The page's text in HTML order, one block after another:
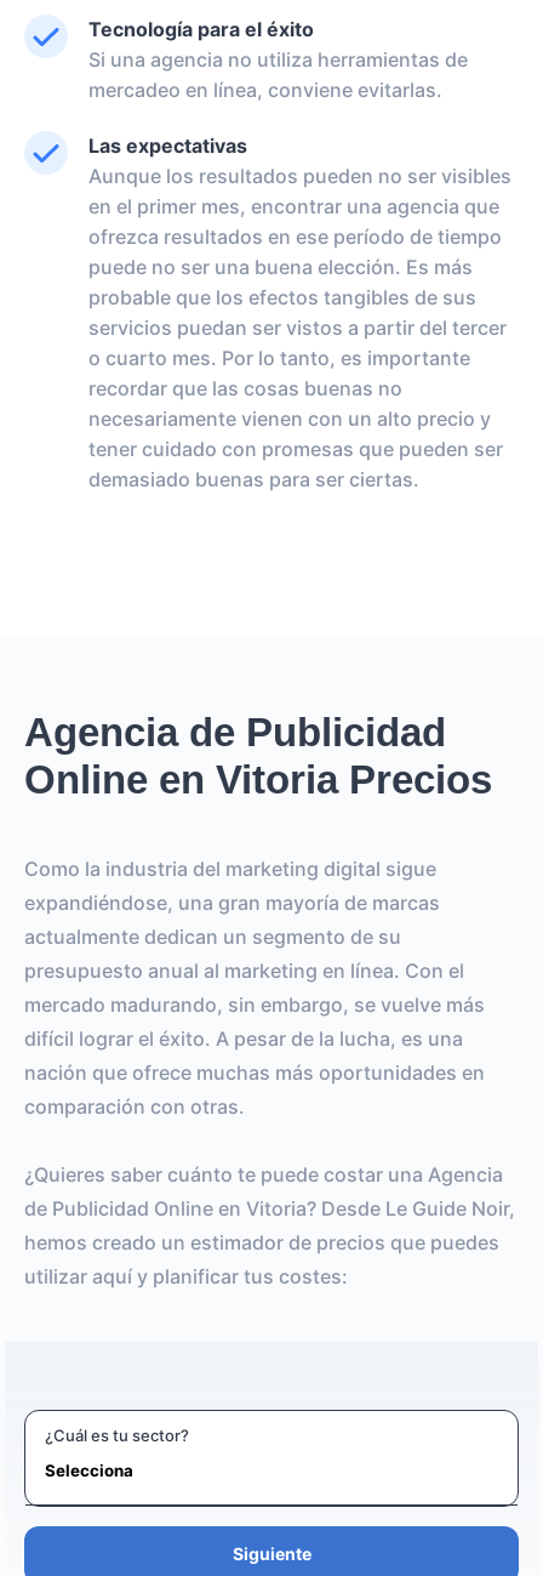
Tecnología para el éxito
Si una agencia no utiliza herramientas de
mercadeo en línea, conviene evitarlas.
Las expectativas
Aunque los resultados pueden no ser visibles
en el primer mes, encontrar una agencia que
ofrezca resultados en ese período de tiempo
puede no ser una buena elección. Es más
probable que los efectos tangibles de sus
servicios puedan ser vistos a partir del tercer
o cuarto mes. Por lo tanto, es importante
recordar que las cosas buenas no
necesariamente vienen con un alto precio y
tener cuidado con promesas que pueden ser
demasiado buenas para ser ciertas.
Agencia de Publicidad
Online en Vitoria Precios
Como la industria del marketing digital sigue
expandiéndose, una gran mayoría de marcas
actualmente dedican un segmento de su
presupuesto anual al marketing en línea. Con el
mercado madurando, sin embargo, se vuelve más
difícil lograr el éxito. A pesar de la lucha, es una
nación que ofrece muchas más oportunidades en
comparación con otras.
¿Quieres saber cuánto te puede costar una Agencia
de Publicidad Online en Vitoria? Desde Le Guide Noir,
hemos creado un estimador de precios que puedes
utilizar aquí y planificar tus costes:
¿Cuál es tu sector?
Siguiente